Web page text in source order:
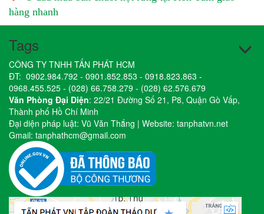
hàng nhanh
Tags
CÔNG TY TNHH TẤN PHÁT HCM
ĐT: 0902.984.792 - 0901.852.853 - 0918.823.863 -
0968.455.525 - (028) 66.758.279 - (028) 62.576.679
Văn Phòng Đại Diện: 22/21 Đường Số 21, P8, Quận Gò Vấp,
Thành phố Hồ Chí Minh
Đại diện pháp luật: Vũ Văn Thắng | Website: tanphatvn.net
Gmail: tanphathcm@gmail.com